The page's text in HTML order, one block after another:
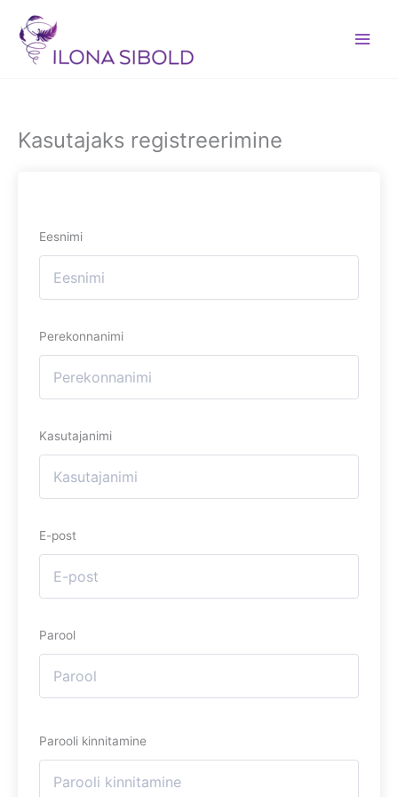
content
Kasutajaks registreerimine
Eesnimi
Perekonnanimi
Kasutajanimi
E-post
Parool
Parooli kinnitamine